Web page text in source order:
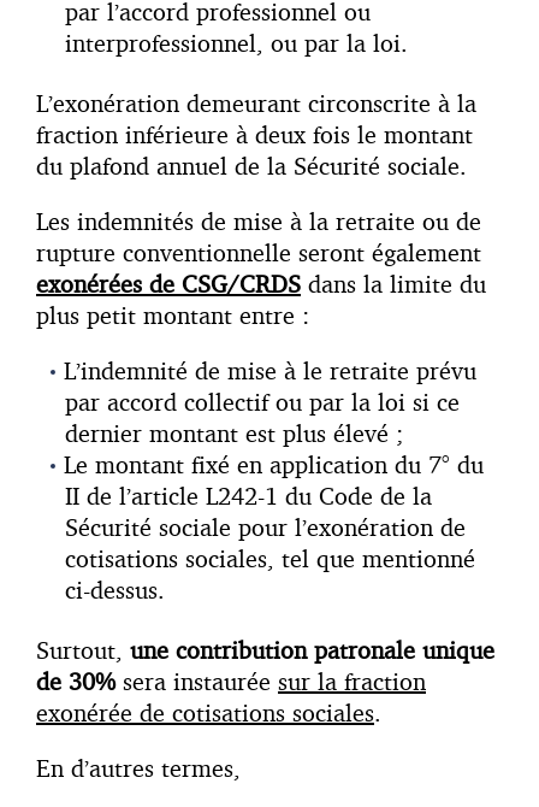
par l’accord professionnel ou
interprofessionnel, ou par la loi.
L’exonération demeurant circonscrite à la
fraction inférieure à deux fois le montant
du plafond annuel de la Sécurité sociale.
Les indemnités de mise à la retraite ou de
rupture conventionnelle seront également
exonérées de CSG/CRDS dans la limite du
plus petit montant entre :
L’indemnité de mise à le retraite prévu
par accord collectif ou par la loi si ce
dernier montant est plus élevé ;
Le montant fixé en application du 7° du
II de l’article L242-1 du Code de la
Sécurité sociale pour l’exonération de
cotisations sociales, tel que mentionné
ci-dessus.
Surtout, une contribution patronale unique
de 30%sera instaurée sur la fraction
exonérée de cotisations sociales.
En d’autres termes,